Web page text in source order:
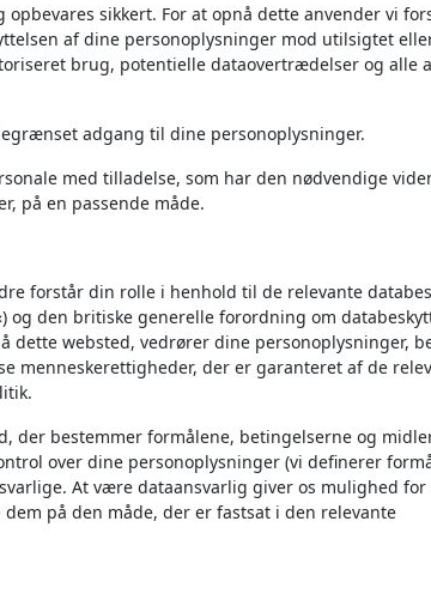
sikkert. For at opnå dette anvender vi
af dine personoplysninger mod utilsigtet
brug, potentielle dataovertrædelser og alle
adgang til dine personoplysninger.
med tilladelse, som har den nødvendige
på en passende måde.
forstår din rolle i henhold til de relevante
og den britiske generelle forordning om
dette websted, vedrører dine personoplysninger,
menneskerettigheder, der er garanteret af de
der bestemmer formålene, betingelserne og
over dine personoplysninger (vi definerer
At være dataansvarlig giver os mulighed
på den måde, der er fastsat i den relevante